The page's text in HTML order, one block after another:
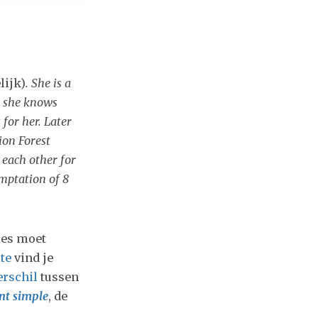
. She is a
knows
for her. Later
Forest
other for
of 8
moet
vind je
tussen
simple, de